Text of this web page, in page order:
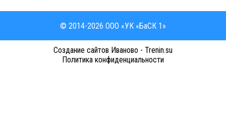
© 2014-2026 ООО «УК «БаСК 1»
Cоздание сайтов Иваново - Trenin.su
Политика конфиденциальности